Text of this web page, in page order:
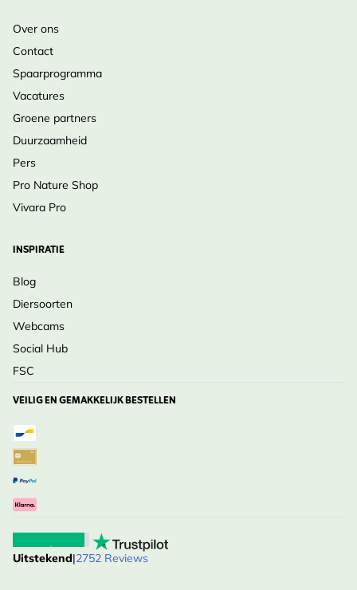
Over ons
Contact
Spaarprogramma
Vacatures
Groene partners
Duurzaamheid
Pers
Pro Nature Shop
Vivara Pro
INSPIRATIE
Blog
Diersoorten
Webcams
Social Hub
FSC
VEILIG EN GEMAKKELIJK BESTELLEN
Uitstekend|2752 Reviews